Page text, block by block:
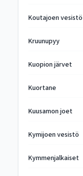
Koutajoen vesistö
Kruunupyy
Kuopion järvet
Kuortane
Kuusamon joet
Kymijoen vesistö
Kymmenjalkaiset